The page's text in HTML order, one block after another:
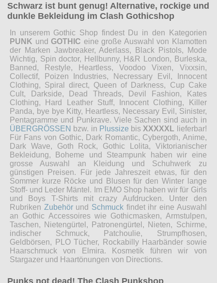
Schwarz ist bunt genug! Alternative, rockige und
dunkle Bekleidung im Clash Gothicshop
In unserem Gothic Shop findest Du in den Kategorien
PUNK und GOTHIC eine große Auswahl von Klamotten
der Marken Jawbreaker, Aderlass, Black Pistols, Mode
Wichtig, Spin doctor, Hellbunny, H&R London, Burleska,
Banned, Restyle, Heartless, Voodoo Vixen, Vixxsin,
Collectif, Poizen Industries, Necressary Evil, Innocent
Clothing, Spiral direct, Queen of Darkness, Cup Cake
Cult, Darkside, Dead Threads, Devil Fashion, Kates
Clothing, Hard Leather Stuff, Innocent Clothing, Killer
Panda, bye bye Kitty, Heartless, Necessary Evil, Sinister,
Pentagramme und Punkrave. Viele Sachen sind auch in
ÜBERGRÖSSEN bzw. in Plussize bis XXXXXL lieferbar!
Für Fans von Gothic, Dark Romantic, Cybergoth, Anime,
Dark Wave, Goth Rock, Gothic Lolita, Viktorianischer
Bekleidung, Boheme und Steampunk haben wir eine
grosse Auswahl an Kleidung und Schuhwerk zu
günstigen Preisen. Für jede Jahreszeit etwas, für den
Sommer kurze Röcke und Blusen für den Winter lange
Stoff- und Leder Mäntel. Im EMO Shop haben wir für Girls
und Boys T-Shirts mit crazy Aufdrucken. Unter den
Rubriken Zubehörund Schmuckfindet ihr eine Auswahl
an Gothic Accessoires wie Gothicmasken, Armstulpen,
Taschen, Nietengürtel, Patronengürtel, Nieten, Schirme,
indischer Schmuck, Patchoulie, Strumpfhosen,
Geldbörsen, PLO Tücher, Rockabilly Haarbänder sowie
Haarschmuck von Elmira. Kosmetik führen wir von
Stargazer und Haartönungen von Directions.
Punks not dead! The Clash Punkshop